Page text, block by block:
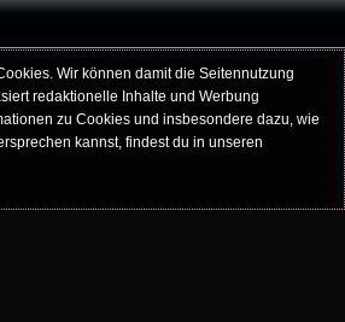
Wir können damit die Seitennutzung
redaktionelle Inhalte und Werbung
zu Cookies und insbesondere dazu, wie
kannst, findest du in unseren